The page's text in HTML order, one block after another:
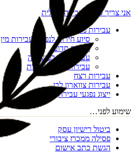
אני צריך סיוע בעבירה פלילית
עבירות מין
סיוע חירום לנפגעי עבירות מין
מעשה סדום
עבירות מין במשפחה
עבירות מין דיגיטליות
עבירות רצח
עבירות צווארון לבן
ייצוג נפגעי עבירה
שימוע לפני…
ביטול רישיון עסק
פסילה ממכרז ציבורי
הגשת כתב אישום